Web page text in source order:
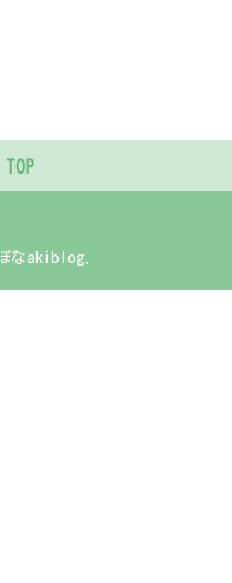
なakiblog.